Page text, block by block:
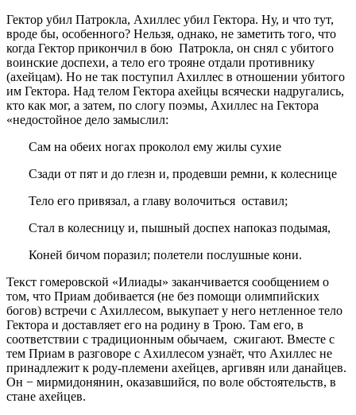
Гектор убил Патрокла, Ахиллес убил Гектора. Ну, и что тут,
вроде бы, особенного? Нельзя, однако, не заметить того, что
когда Гектор прикончил в бою Патрокла, он снял с убитого
воинские доспехи, а тело его трояне отдали противнику
(ахейцам). Но не так поступил Ахиллес в отношении убитого
им Гектора. Над телом Гектора ахейцы всячески надругались,
кто как мог, а затем, по слогу поэмы, Ахиллес на Гектора
«недостойное дело замыслил:
Сам на обеих ногах проколол ему жилы сухие
Сзади от пят и до глезн и, продевши ремни, к колеснице
Тело его привязал, а главу волочиться оставил;
Стал в колесницу и, пышный доспех напоказ подымая,
Коней бичом поразил; полетели послушные кони.
Текст гомеровской «Илиады» заканчивается сообщением о
том, что Приам добивается (не без помощи олимпийских
богов) встречи с Ахиллесом, выкупает у него нетленное тело
Гектора и доставляет его на родину в Трою. Там его, в
соответствии с традиционным обычаем, сжигают. Вместе с
тем Приам в разговоре с Ахиллесом узнаёт, что Ахиллес не
принадлежит к роду-племени ахейцев, аргивян или данайцев.
Он − мирмидонянин, оказавшийся, по воле обстоятельств, в
стане ахейцев.